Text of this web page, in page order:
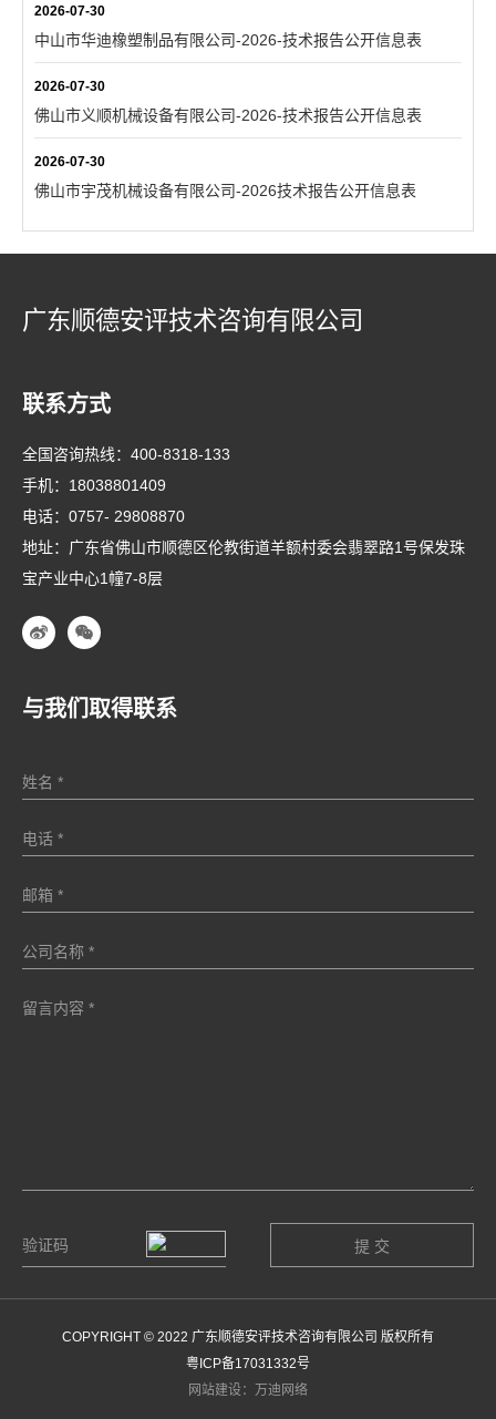
2026-07-30
中山市华迪橡塑制品有限公司-2026-技术报告公开信息表
2026-07-30
佛山市义顺机械设备有限公司-2026-技术报告公开信息表
2026-07-30
佛山市宇茂机械设备有限公司-2026技术报告公开信息表
广东顺德安评技术咨询有限公司
联系方式
全国咨询热线： 400-8318-133
手机： 18038801409
电话： 0757- 29808870
地址：广东省佛山市顺德区伦教街道羊额村委会翡翠路1号保发珠
宝产业中心1幢7-8层
与我们取得联系
COPYRIGHT © 2022 广东顺德安评技术咨询有限公司 版权所有
粤ICP备17031332号
网站建设：万迪网络